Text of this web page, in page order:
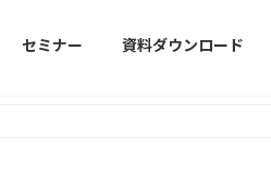
セミナー 資料ダウンロード